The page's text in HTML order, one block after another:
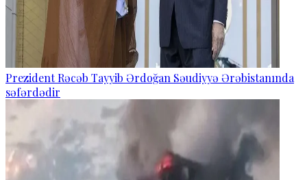
Prezident Rəcəb Tayyib Ərdoğan Səudiyyə Ərəbistanında
səfərdədir